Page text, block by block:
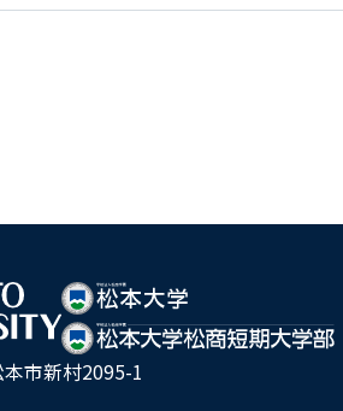
市新村2095-1